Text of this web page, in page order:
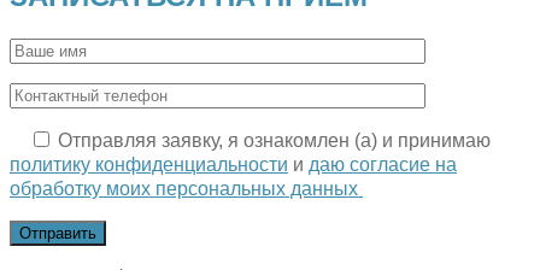
Отправляя заявку, я ознакомлен (а) и принимаю
политику конфиденциальности и даю согласие на
обработку моих персональных данных